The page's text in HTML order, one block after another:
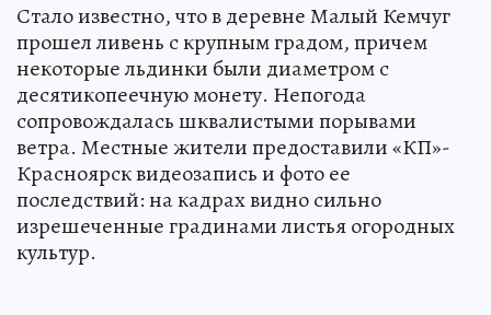
Стало известно, что в деревне Малый Кемчуг
прошел ливень с крупным градом, причем
некоторые льдинки были диаметром с
десятикопеечную монету. Непогода
сопровождалась шквалистыми порывами
ветра. Местные жители предоставили «КП»-
Красноярск видеозапись и фото ее
последствий: на кадрах видно сильно
изрешеченные градинами листья огородных
культур.